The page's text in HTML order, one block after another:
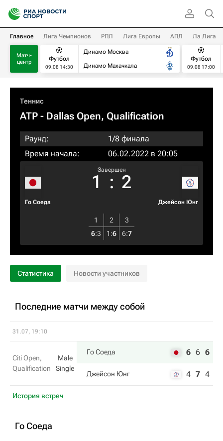
Главное Лига Чемпионов РПЛ Лига Европы АПЛ Ла Лига
Матч-
центр
Футбол
09.08 14:30
Динамо Москва
Динамо Махачкала
Футбол
09.08 17:00
Теннис
ATP - Dallas Open, Qualification
Раунд:
1/8 финала
Время начала:
06.02.2022 в 20:05
Го Соеда
Завершен
1 : 2
Джейсон Юнг
1 2
3
6:3 1 :6 6:7
Статистика Новости участников
Последние матчи между собой
31.07, 19:10
Citi Open,
Qualification
Male
Single
Го Соеда 6 6 6
Джейсон Юнг 4 7 4
История встреч
Го Соеда